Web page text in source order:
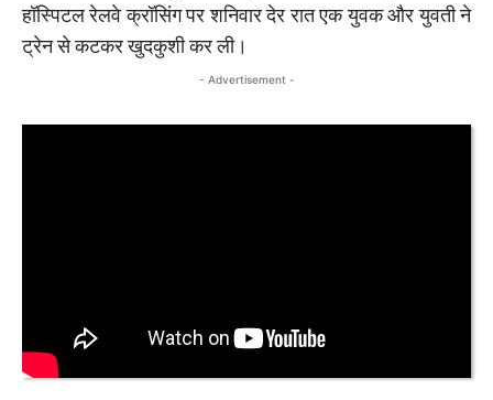
हॉस्पिटल रेलवे क्रॉसिंग पर शनिवार देर रात एक युवक और युवती ने
ट्रेन से कटकर खुदकुशी कर ली।
- Advertisement -